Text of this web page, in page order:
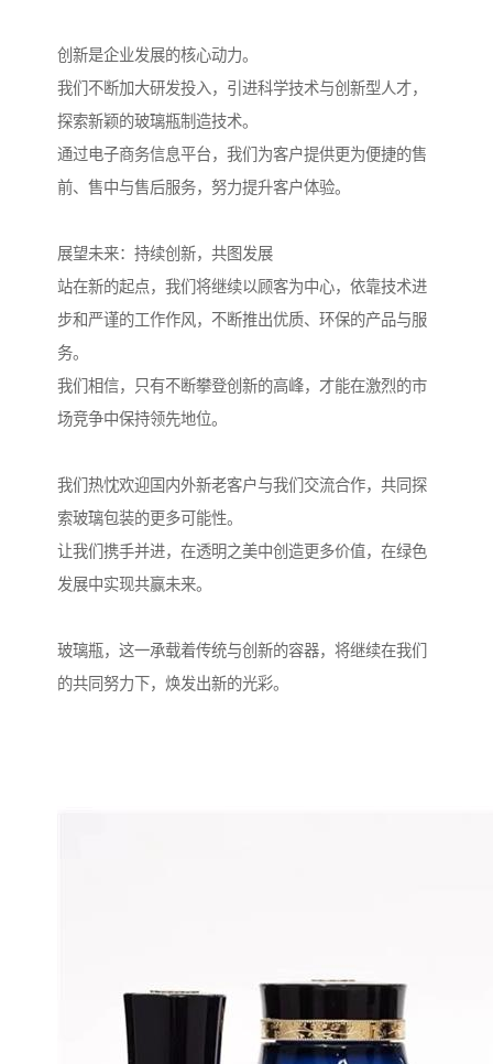
创新是企业发展的核心动力。
我们不断加大研发投入，引进科学技术与创新型人才，
探索新颖的玻璃瓶制造技术。
通过电子商务信息平台，我们为客户提供更为便捷的售
前、售中与售后服务，努力提升客户体验。
展望未来：持续创新，共图发展
站在新的起点，我们将继续以顾客为中心，依靠技术进
步和严谨的工作作风，不断推出优质、环保的产品与服
务。
我们相信，只有不断攀登创新的高峰，才能在激烈的市
场竞争中保持领先地位。
我们热忱欢迎国内外新老客户与我们交流合作，共同探
索玻璃包装的更多可能性。
让我们携手并进，在透明之美中创造更多价值，在绿色
发展中实现共赢未来。
玻璃瓶，这一承载着传统与创新的容器，将继续在我们
的共同努力下，焕发出新的光彩。